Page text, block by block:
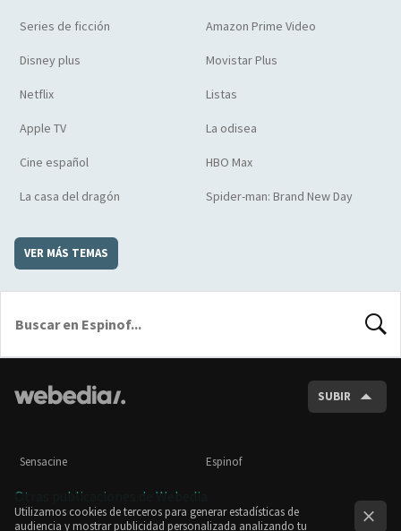
Series de ficción Amazon Prime Video
Disney plus Movistar Plus
Netflix Listas
Apple TV La odisea
Cine español HBO Max
La casa del dragón Spider-man: Brand New Day
VER MÁS TEMAS
SUBIR
Sensacine Espinof
Otras publicaciones de Webedia
Utilizamos cookies de terceros para generar estadísticas de
audiencia y mostrar publicidad personalizada analizando tu